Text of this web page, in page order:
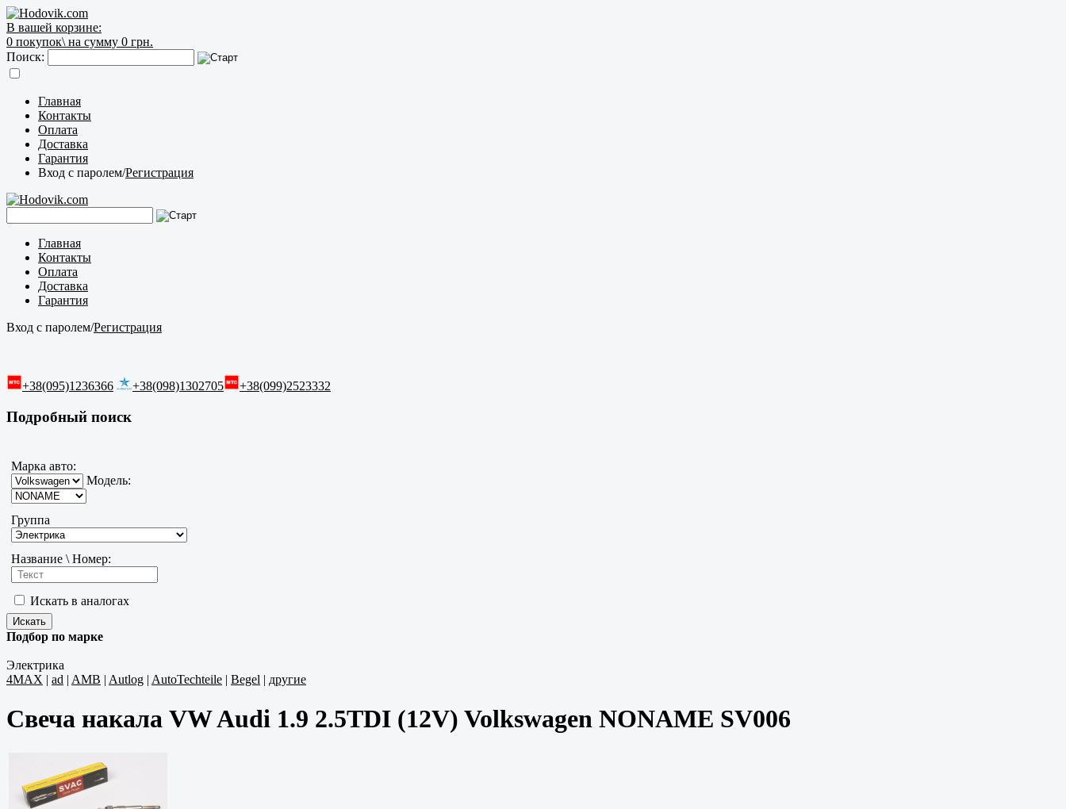
В вашей корзине:
0 покупок\ на сумму 0 грн.
Поиск:
Главная
Контакты
Оплата
Доставка
Гарантия
Вход с паролем/Регистрация
Главная
Контакты
Оплата
Доставка
Гарантия
Вход с паролем/Регистрация
+38(095)1236366 +38(098)1302705 +38(099)2523332
Подробный поиск
Марка авто:
Модель:
Группа
Название \ Номер:
Искать в аналогах
Подбор по марке
Электрика
4MAX | ad | AMB | Autlog | AutoTechteile | Begel | другие
Свеча накала VW Audi 1.9 2.5TDI (12V) Volkswagen NONAME SV006